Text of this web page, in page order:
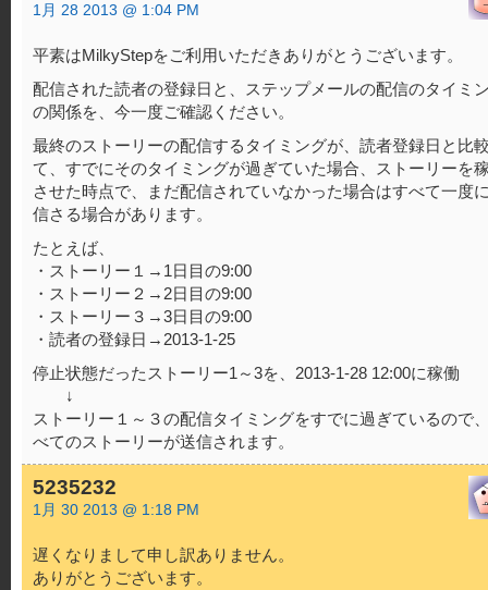
1月 28 2013 @ 1:04 PM
平素はMilkyStepをご利用いただきありがとうございます。
配信された読者の登録日と、ステップメールの配信のタイミ
の関係を、今一度ご確認ください。
最終のストーリーの配信するタイミングが、読者登録日と比
て、すでにそのタイミングが過ぎていた場合、ストーリーを
させた時点で、まだ配信されていなかった場合はすべて一度
信さる場合があります。
たとえば、
・ストーリー１→1日目の9:00
・ストーリー２→2日目の9:00
・ストーリー３→3日目の9:00
・読者の登録日→2013-1-25
停止状態だったストーリー1～3を、2013-1-28 12:00に稼働
↓
ストーリー１～３の配信タイミングをすでに過ぎているので
べてのストーリーが送信されます。
5235232
1月 30 2013 @ 1:18 PM
遅くなりまして申し訳ありません。
ありがとうございます。